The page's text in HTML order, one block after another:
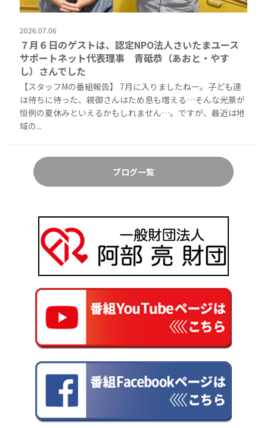
2026.07.06
７月６日のゲストは、認定NPO法人さいたまユース
サポートネット代表理事 青砥恭（あおと・やす
し）さんでした
【スタッフMの番組報告】 7月に入りましたねー。子ども達
は待ちに待った、親御さんはため息も増える…そんな光景が
恒例の夏休みといえるかもしれません…。ですが、最近は地
域の...
ブログ一覧